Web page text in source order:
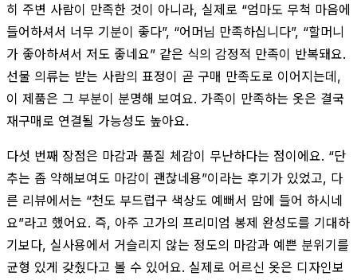
히 주변 사람이 만족한 것이 아니라, 실제로 “엄마도 무척 마음에
들어하셔서 너무 기분이 좋다”, “어머님 만족하십니다”, “할머니
가 좋아하셔서 저도 좋네요” 같은 식의 감정적 만족이 반복돼요.
선물 의류는 받는 사람의 표정이 곧 구매 만족도로 이어지는데,
이 제품은 그 부분이 분명해 보여요. 가족이 만족하는 옷은 결국
재구매로 연결될 가능성도 높아요.
다섯 번째 장점은 마감과 품질 체감이 무난하다는 점이에요. “단
추는 좀 약해보여도 마감이 괜찮네용”이라는 후기가 있었고, 다
른 리뷰에서는 “천도 부드럽구 색상도 예뻐서 맘에 들어 하시네
요”라고 했어요. 즉, 아주 고가의 프리미엄 봉제 완성도를 기대하
기보다, 실사용에서 거슬리지 않는 정도의 마감과 예쁜 분위기를
균형 있게 갖췄다고 볼 수 있어요. 실제로 어르신 옷은 디자인보